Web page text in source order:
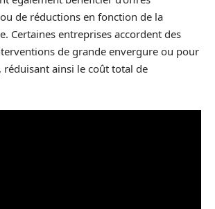
de réductions en fonction de la
Certaines entreprises accordent des
de grande envergure ou pour
réduisant ainsi le coût total de